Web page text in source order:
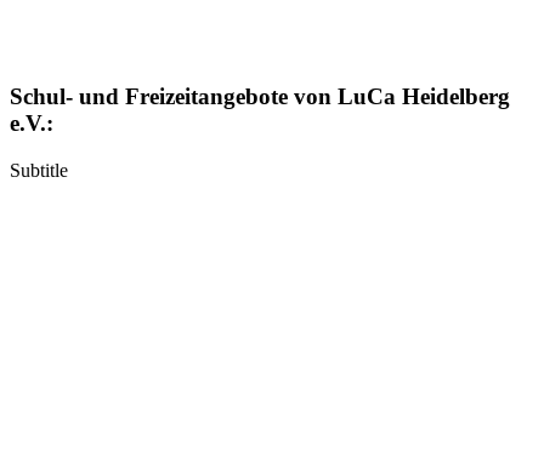
Schul- und Freizeitangebote von LuCa Heidelberg
e.V.:
Subtitle